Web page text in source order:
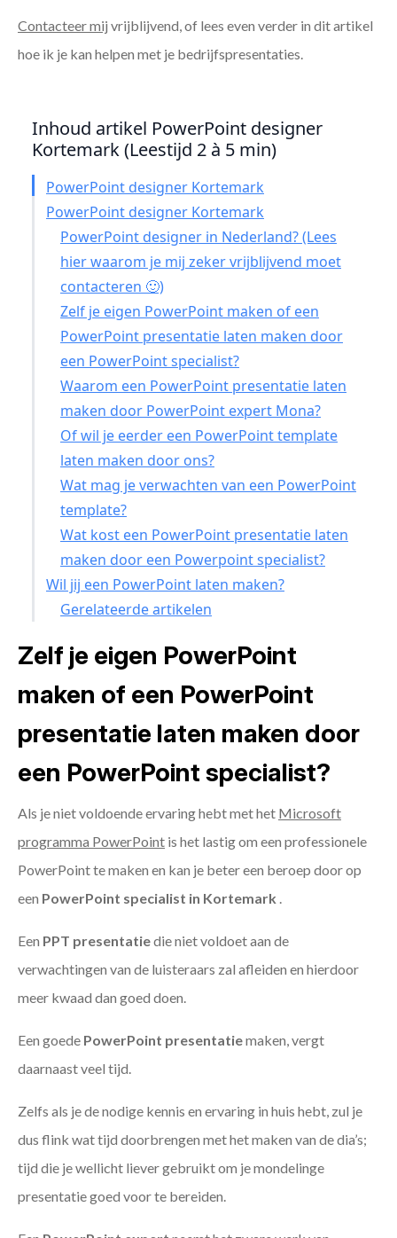
Contacteer mij vrijblijvend, of lees even verder in dit artikel
hoe ik je kan helpen met je bedrijfspresentaties.
Inhoud artikel PowerPoint designer
Kortemark (Leestijd 2 à 5 min)
PowerPoint designer Kortemark
PowerPoint designer Kortemark
PowerPoint designer in Nederland? (Lees
hier waarom je mij zeker vrijblijvend moet
contacteren 🙂)
Zelf je eigen PowerPoint maken of een
PowerPoint presentatie laten maken door
een PowerPoint specialist?
Waarom een PowerPoint presentatie laten
maken door PowerPoint expert Mona?
Of wil je eerder een PowerPoint template
laten maken door ons?
Wat mag je verwachten van een PowerPoint
template?
Wat kost een PowerPoint presentatie laten
maken door een Powerpoint specialist?
Wil jij een PowerPoint laten maken?
Gerelateerde artikelen
Zelf je eigen PowerPoint
maken of een PowerPoint
presentatie laten maken door
een PowerPoint specialist?
Als je niet voldoende ervaring hebt met het Microsoft
programma PowerPoint is het lastig om een professionele
PowerPoint te maken en kan je beter een beroep door op
een PowerPoint specialist in Kortemark .
Een PPT presentatiedie niet voldoet aan de
verwachtingen van de luisteraars zal afleiden en hierdoor
meer kwaad dan goed doen.
Een goede PowerPoint presentatiemaken, vergt
daarnaast veel tijd.
Zelfs als je de nodige kennis en ervaring in huis hebt, zul je
dus flink wat tijd doorbrengen met het maken van de dia’s;
tijd die je wellicht liever gebruikt om je mondelinge
presentatie goed voor te bereiden.